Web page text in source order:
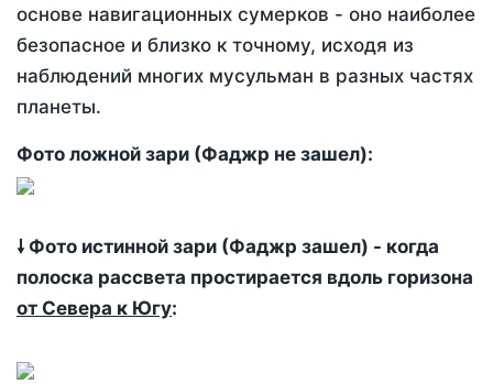
основе навигационных сумерков - оно наиболее
безопасное и близко к точному, исходя из
наблюдений многих мусульман в разных частях
планеты.
Фото ложной зари (Фаджр не зашел):
🠗 Фото истинной зари (Фаджр зашел) - когда
полоска рассвета простирается вдоль горизона
от Севера к Югу: